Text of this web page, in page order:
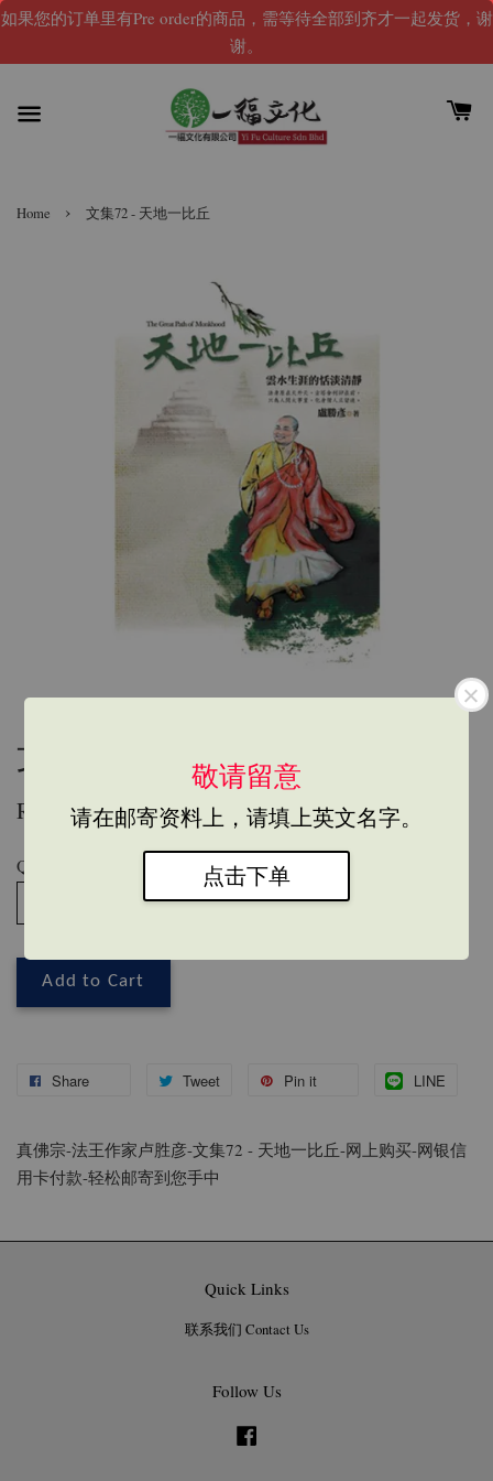
如果您的订单里有Pre order的商品，需等待全部到齐才一起发货，谢
谢。
敬请留意
请在邮寄资料上，请填上英文名字。
点击下单
Home › 文集72 - 天地一比丘
文集72 - 天地一比丘
RM 45.00
Quantity
Add to Cart
Share Tweet Pin it LINE
真佛宗-法王作家卢胜彦-文集72 - 天地一比丘-网上购买-网银信
用卡付款-轻松邮寄到您手中
Quick Links
联系我们 Contact Us
Follow Us